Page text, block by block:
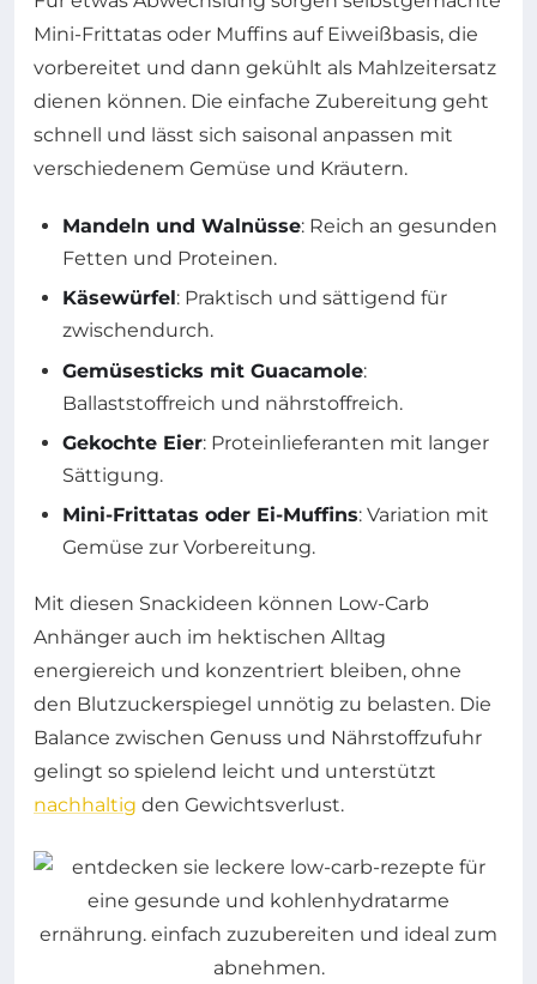
Mini-Frittatas oder Muffins auf Eiweißbasis, die
vorbereitet und dann gekühlt als Mahlzeitersatz
dienen können. Die einfache Zubereitung geht
schnell und lässt sich saisonal anpassen mit
verschiedenem Gemüse und Kräutern.
Mandeln und Walnüsse: Reich an gesunden
Fetten und Proteinen.
Käsewürfel: Praktisch und sättigend für
zwischendurch.
Gemüsesticks mit Guacamole:
Ballaststoffreich und nährstoffreich.
Gekochte Eier: Proteinlieferanten mit langer
Sättigung.
Mini-Frittatas oder Ei-Muffins: Variation mit
Gemüse zur Vorbereitung.
Mit diesen Snackideen können Low-Carb
Anhänger auch im hektischen Alltag
energiereich und konzentriert bleiben, ohne
den Blutzuckerspiegel unnötig zu belasten. Die
Balance zwischen Genuss und Nährstoffzufuhr
gelingt so spielend leicht und unterstützt
nachhaltig den Gewichtsverlust.